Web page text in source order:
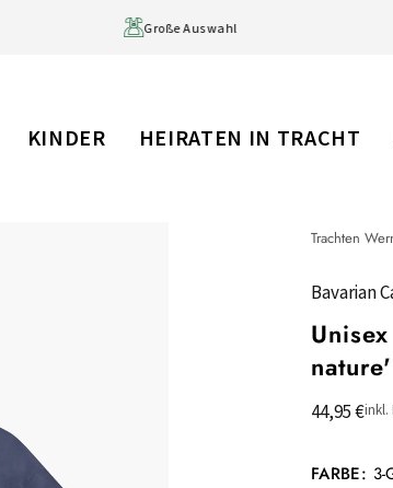
Große Auswahl
KINDER HEIRATEN IN TRACHT
Trachten
Bavarian
44,95 €inkl.
FARBE: 3-